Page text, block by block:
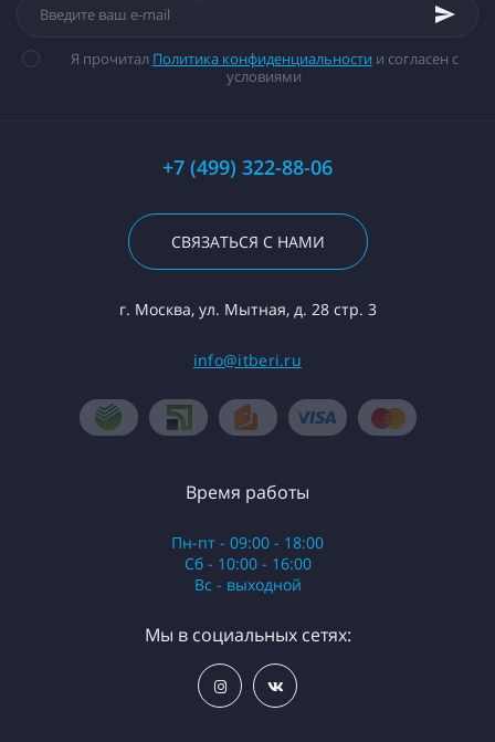
Я прочитал Политика конфиденциальности и согласен с
условиями
+7 (499) 322-88-06
СВЯЗАТЬСЯ С НАМИ
г. Москва, ул. Мытная, д. 28 стр. 3
info@itberi.ru
Время работы
Пн-пт - 09:00 - 18:00
Сб - 10:00 - 16:00
Вс - выходной
Мы в социальных сетях: